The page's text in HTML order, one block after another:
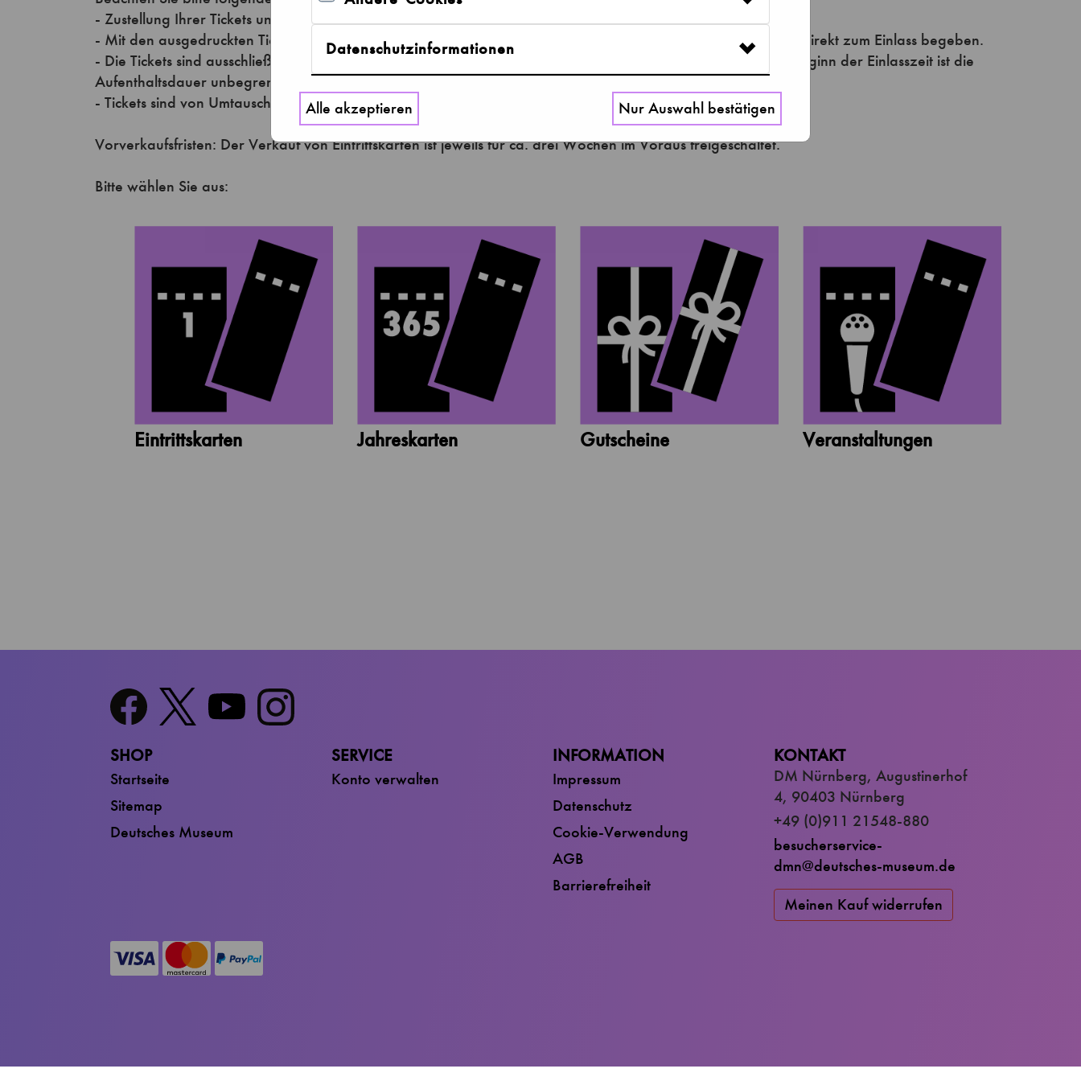
Datenschutzinformationen
Alle akzeptieren Nur Auswahl bestätigen
Eintrittskarten Jahreskarten Gutscheine Veranstaltungen
SHOP
Startseite
Sitemap
Deutsches Museum
SERVICE
Konto verwalten
INFORMATION
Impressum
Datenschutz
Cookie-Verwendung
AGB
Barrierefreiheit
KONTAKT
DM Nürnberg, Augustinerhof
4, 90403 Nürnberg
+49 (0)911 21548-880
besucherservice-
dmn@deutsches-museum.de
Meinen Kauf widerrufen